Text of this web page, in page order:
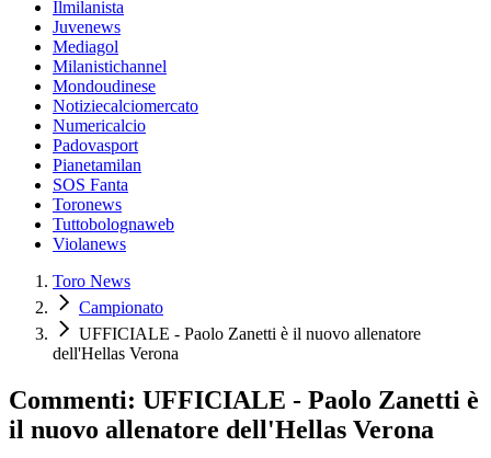
Ilmilanista
Juvenews
Mediagol
Milanistichannel
Mondoudinese
Notiziecalciomercato
Numericalcio
Padovasport
Pianetamilan
SOS Fanta
Toronews
Tuttobolognaweb
Violanews
Toro News
Campionato
UFFICIALE - Paolo Zanetti è il nuovo allenatore
dell'Hellas Verona
Commenti: UFFICIALE - Paolo Zanetti è
il nuovo allenatore dell'Hellas Verona